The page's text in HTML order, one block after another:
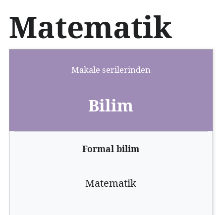
ç
r
i
Matematik
Makale serilerinden
Bilim
Formal bilim
Matematik